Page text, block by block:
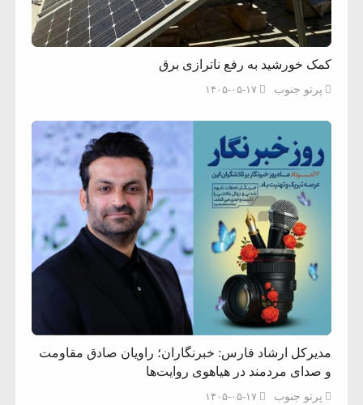
کمک خورشید به رفع ناترازی برق
پرتو جنوب ۱۴۰۵-۰۵-۱۷
مدیرکل ارشاد فارس: خبرنگاران؛ راویان صادق مقاومت
و صدای مردمند در هیاهوی روایت‌ها
پرتو جنوب ۱۴۰۵-۰۵-۱۷